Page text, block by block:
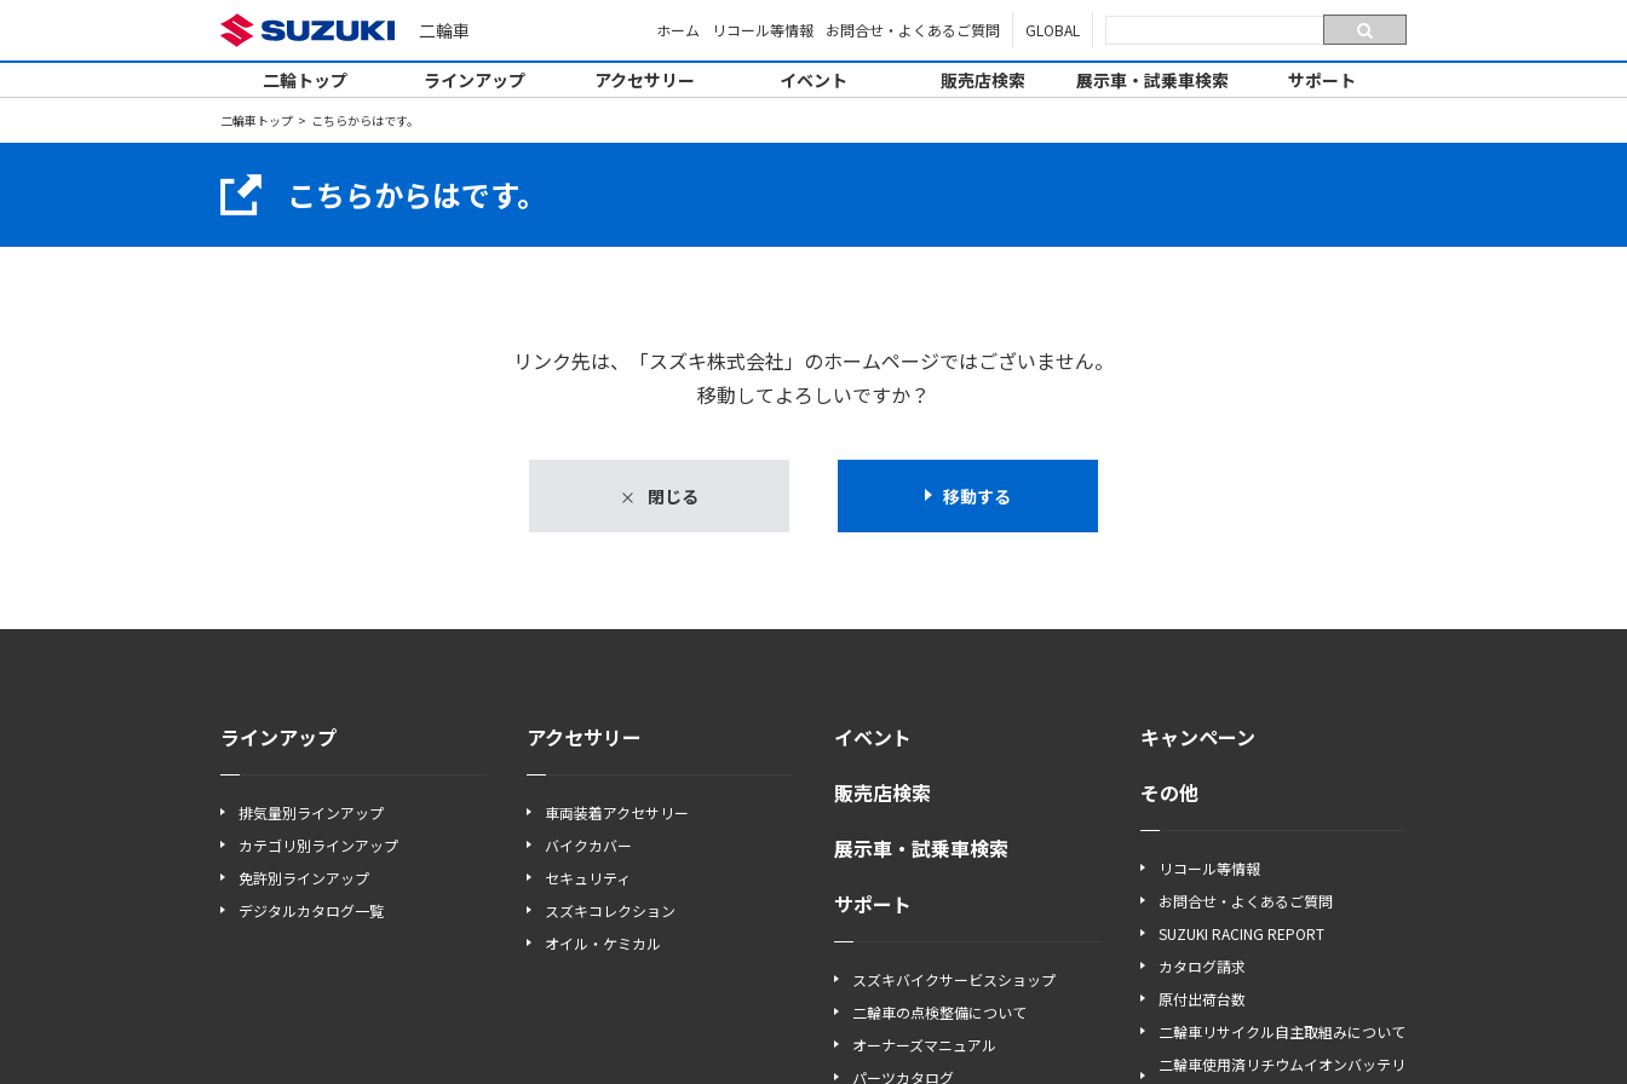
二輪車 ホーム リコール等情報 お問合せ・よくあるご質問 GLOBAL
二輪トップ ラインアップ アクセサリー イベント 販売店検索 展示車・試乗車検索 サポート
二輪車トップ こちらからはです。
こちらからはです。
リンク先は、「スズキ株式会社」のホームページではございません。
移動してよろしいですか？
閉じる 移動する
ラインアップ
排気量別ラインアップ
カテゴリ別ラインアップ
免許別ラインアップ
デジタルカタログ一覧
アクセサリー
車両装着アクセサリー
バイクカバー
セキュリティ
スズキコレクション
オイル・ケミカル
イベント
販売店検索
展示車・試乗車検索
サポート
スズキバイクサービスショップ
二輪車の点検整備について
オーナーズマニュアル
パーツカタログ
キャンペーン
その他
リコール等情報
お問合せ・よくあるご質問
SUZUKI RACING REPORT
カタログ請求
原付出荷台数
二輪車リサイクル自主取組みについて
二輪車使用済リチウムイオンバッテリ